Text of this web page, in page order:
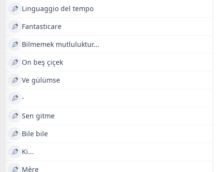
Linguaggio del tempo
Fantasticare
Bilmemek mutluluktur...
On beş çiçek
Ve gülümse
-
Sen gitme
Bile bile
Ki...
Mère